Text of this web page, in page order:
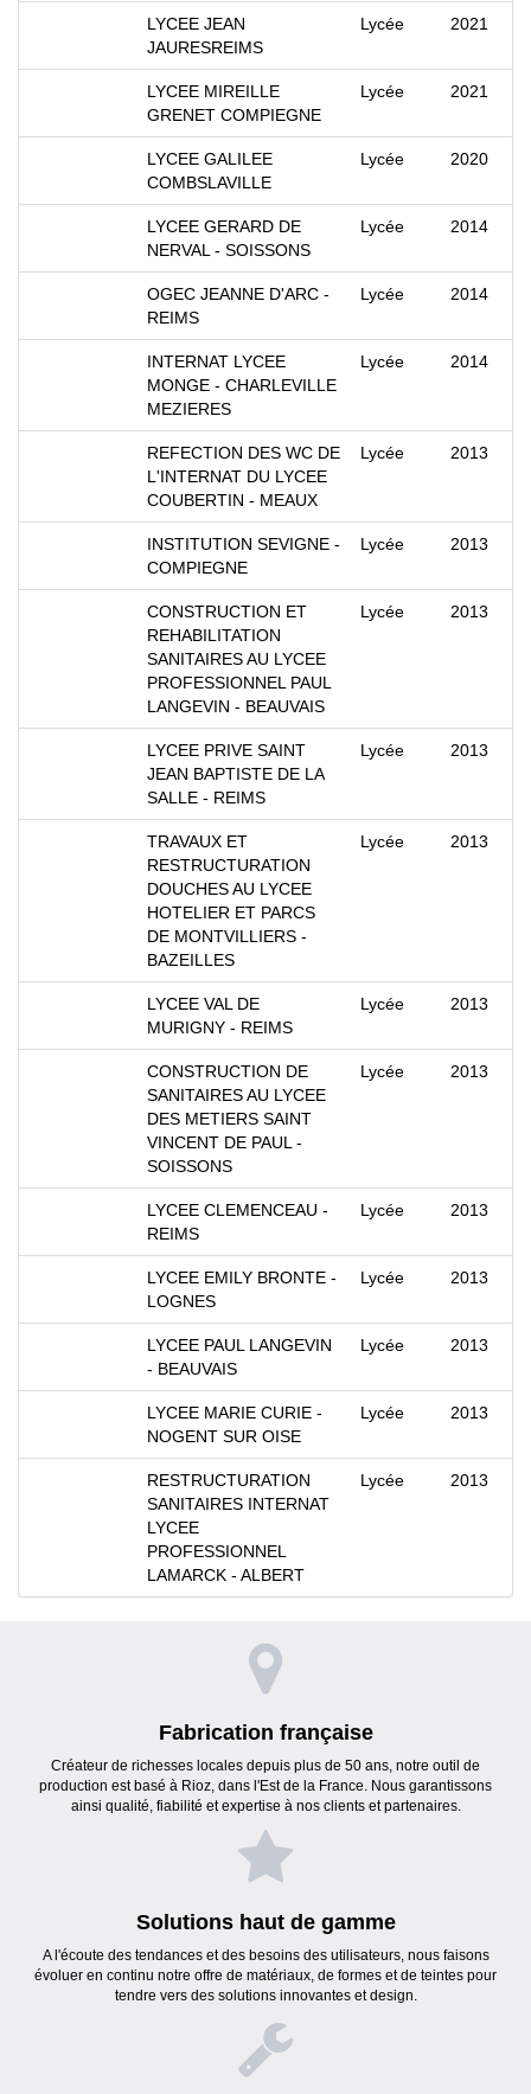
LYCEE JEAN
JAURESREIMS
Lycée 2021
LYCEE MIREILLE
GRENET COMPIEGNE
Lycée 2021
LYCEE GALILEE
COMBSLAVILLE
Lycée 2020
LYCEE GERARD DE
NERVAL - SOISSONS
Lycée 2014
OGEC JEANNE D'ARC -
REIMS
Lycée 2014
INTERNAT LYCEE
MONGE - CHARLEVILLE
MEZIERES
Lycée 2014
REFECTION DES WC DE
L'INTERNAT DU LYCEE
COUBERTIN - MEAUX
Lycée 2013
INSTITUTION SEVIGNE -
COMPIEGNE
Lycée 2013
CONSTRUCTION ET
REHABILITATION
SANITAIRES AU LYCEE
PROFESSIONNEL PAUL
LANGEVIN - BEAUVAIS
Lycée 2013
LYCEE PRIVE SAINT
JEAN BAPTISTE DE LA
SALLE - REIMS
Lycée 2013
TRAVAUX ET
RESTRUCTURATION
DOUCHES AU LYCEE
HOTELIER ET PARCS
DE MONTVILLIERS -
BAZEILLES
Lycée 2013
LYCEE VAL DE
MURIGNY - REIMS
Lycée 2013
CONSTRUCTION DE
SANITAIRES AU LYCEE
DES METIERS SAINT
VINCENT DE PAUL -
SOISSONS
Lycée 2013
LYCEE CLEMENCEAU -
REIMS
Lycée 2013
LYCEE EMILY BRONTE -
LOGNES
Lycée 2013
LYCEE PAUL LANGEVIN
- BEAUVAIS
Lycée 2013
LYCEE MARIE CURIE -
NOGENT SUR OISE
Lycée 2013
RESTRUCTURATION
SANITAIRES INTERNAT
LYCEE
PROFESSIONNEL
LAMARCK - ALBERT
Lycée 2013
Fabrication française
Créateur de richesses locales depuis plus de 50 ans, notre outil de
production est basé à Rioz, dans l'Est de la France. Nous garantissons
ainsi qualité, fiabilité et expertise à nos clients et partenaires.
Solutions haut de gamme
A l'écoute des tendances et des besoins des utilisateurs, nous faisons
évoluer en continu notre offre de matériaux, de formes et de teintes pour
tendre vers des solutions innovantes et design.